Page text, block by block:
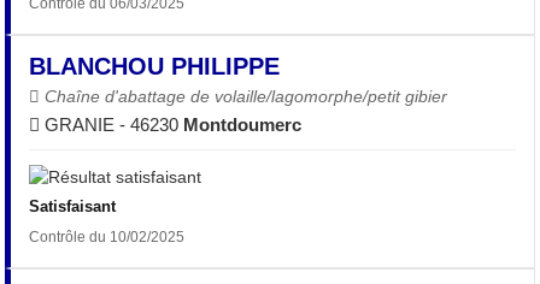
Contrôle du 06/03/2025
BLANCHOU PHILIPPE
Chaîne d'abattage de volaille/lagomorphe/petit gibier
GRANIE - 46230 Montdoumerc
Satisfaisant
Contrôle du 10/02/2025